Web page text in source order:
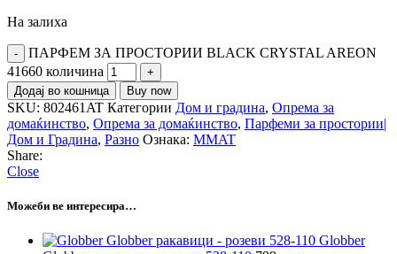
На залиха
ПАРФЕМ ЗА ПРОСТОРИИ BLACK CRYSTAL AREON
41660 количина
Додај во кошница Buy now
SKU: 802461AT Категории Дом и градина, Опрема за
домаќинство, Опрема за домаќинство, Парфеми за простории|
Дом и Градина, Разно Ознака: MMAT
Share:
Close
Можеби ве интересира…
Globber